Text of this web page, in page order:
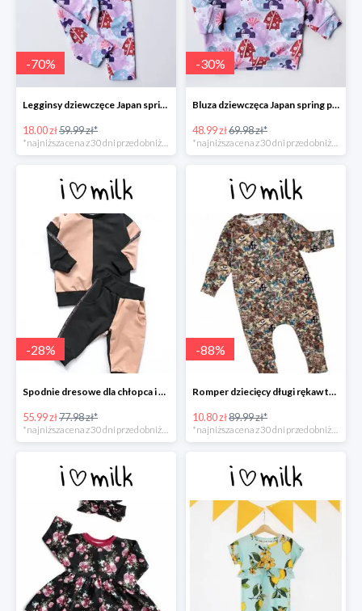
-70%
Legginsy dziewczęce Japan spring print -70%
18.00 zł59.99 zł*
*najniższa cena z 30 dni przed obniżką
-30%
Bluza dziewczęca Japan spring print -30%
48.99 zł69.98 zł*
*najniższa cena z 30 dni przed obniżką
-28%
Spodnie dresowe dla chłopca i dziewczynki -30%
55.99 zł77.98 zł*
-88%
Romper dziecięcy długi rękaw tatoo print -88%
10.80 zł89.99 zł*